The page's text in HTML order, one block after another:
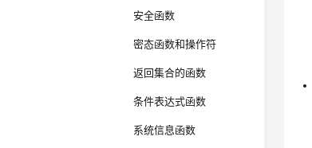
安全函数
密态函数和操作符
返回集合的函数
条件表达式函数
系统信息函数